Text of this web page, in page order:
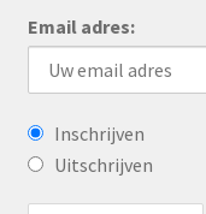
Email adres:
Inschrijven
Uitschrijven